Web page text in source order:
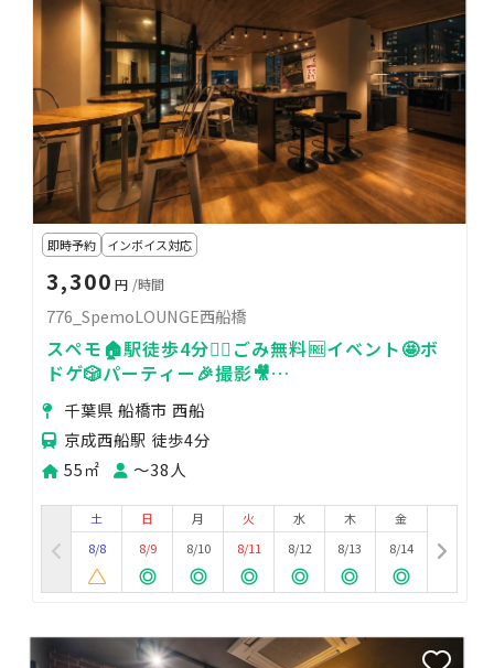
即時予約 インボイス対応
3,300 円 /時間
776_SpemoLOUNGE西船橋
スペモ🏠駅徒歩4分🚶‍♀️ごみ無料🆓イベント🤩ボ
ドゲ🎲パーティー🎉撮影🎥
776_SpemoLOUNGE西船橋
千葉県 船橋市 西船
京成西船駅 徒歩4分
55㎡
〜38人
土
8/8
日
8/9
月
8/10
火
8/11
水
8/12
木
8/13
金
8/14